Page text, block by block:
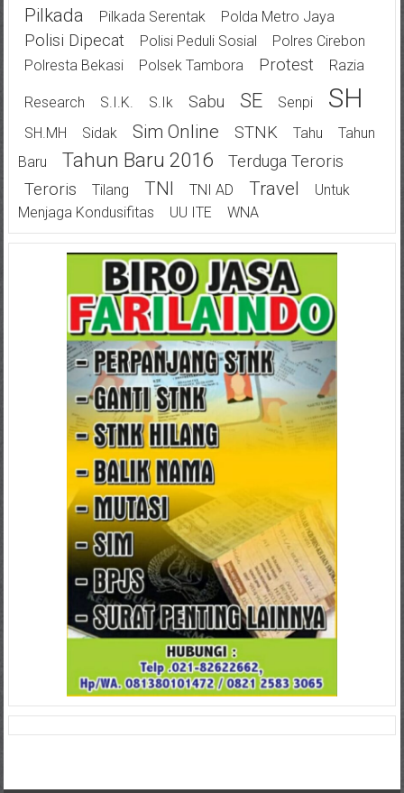
Pilkada Pilkada Serentak Polda Metro Jaya
Polisi Dipecat Polisi Peduli Sosial
Polres Cirebon
Polresta Bekasi
Polsek Tambora Protest Razia
Research S.I.K. S.Ik Sabu SE Senpi SH
SH.MH Sidak Sim Online STNK Tahu
Tahun
Baru
Tahun Baru 2016
Terduga Teroris
Teroris
Tilang TNI TNI AD Travel
Untuk
Menjaga Kondusifitas
UU ITE WNA